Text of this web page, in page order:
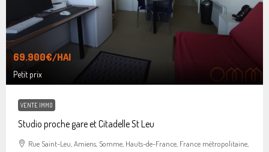
69.900€/HAI
Petit prix
VENTE IMMO
Studio proche gare et Citadelle St Leu
Rue Saint-Leu, Amiens, Somme, Hauts-de-France, France métropolitaine,